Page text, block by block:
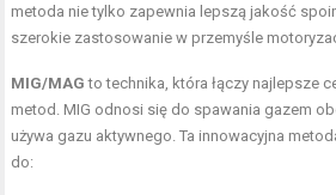
metoda nie tylko zapewnia lepszą jakość
szerokie zastosowanie w przemyśle
MIG/MAG to technika, która łączy najlepsze
metod. MIG odnosi się do spawania gazem
używa gazu aktywnego. Ta innowacyjna
do: